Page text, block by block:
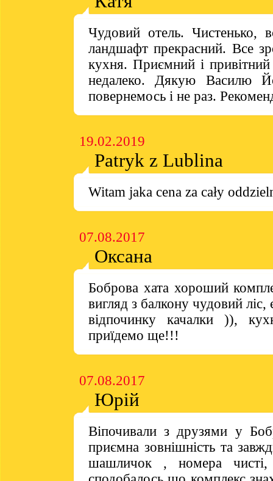
Чудовий отель. Чистенько,
ландшафт прекрасний. Все
кухня. Приємний і
недалеко. Дякую Василю
повернемось і не раз.
19.02.2019
Patryk z Lublina
Witam jaka cena za cały
07.08.2017
Оксана
Боброва хата хороший
вигляд з балкону чудовий
відпочинку качалки )),
приїдемо ще!!!
07.08.2017
Юрій
Віпочивали з друзями у
приємна зовнішність та
шашличок , номера